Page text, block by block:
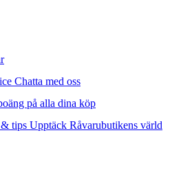
Chatta med oss
på alla dina köp
tips Upptäck Råvarubutikens värld